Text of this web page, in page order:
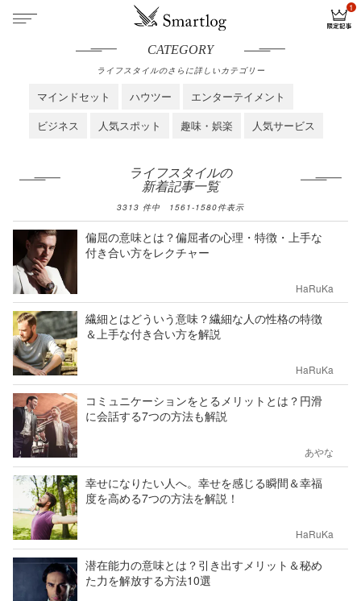
CATEGORY
ライフスタイルのさらに詳しいカテゴリー
マインドセット ハウツー
エンターテイメント
ビジネス
人気スポット 趣味・娯楽 人気サービス
ライフスタイルの
新着記事一覧
3313 件中 1561-1580件表示
偏屈の意味とは？偏屈者の心理・特徴・上手な
付き合い方をレクチャー
HaRuKa
繊細とはどういう意味？繊細な人の性格の特徴
＆上手な付き合い方を解説
HaRuKa
コミュニケーションをとるメリットとは？円滑
に会話する7つの方法も解説
あやな
幸せになりたい人へ。幸せを感じる瞬間＆幸福
度を高める7つの方法を解説！
HaRuKa
潜在能力の意味とは？引き出すメリット＆秘め
た力を解放する方法10選